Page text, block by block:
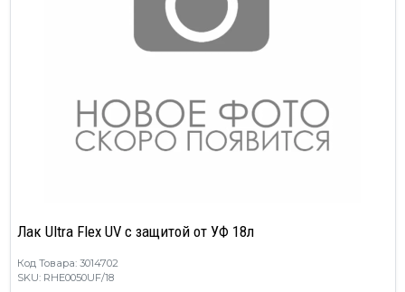
Лак Ultra Flex UV с защитой от УФ 18л
Код Товара: 3014702
SKU: RHE0050UF/18